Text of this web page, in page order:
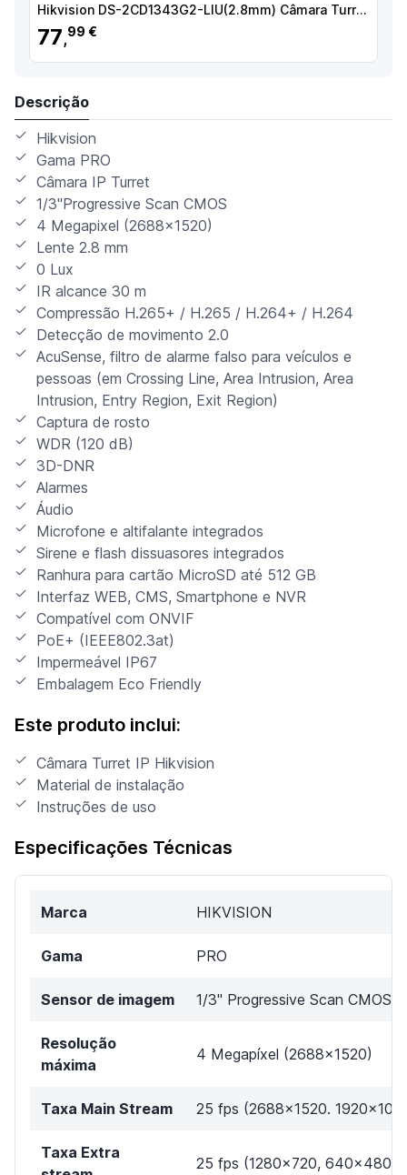
Hikvision DS-2CD1343G2-LIU(2.8mm) Câmara Turret IP, 4 MP, 2.8 mm, 30 m, PoE, IP67, Áudio, WDR (120 dB), Branco - 6931847188986
77,99 €
Descrição
Hikvision
Gama PRO
Câmara IP Turret
1/3"Progressive Scan CMOS
4 Megapixel (2688x1520)
Lente 2.8 mm
0 Lux
IR alcance 30 m
Compressão H.265+ / H.265 / H.264+ / H.264
Detecção de movimento 2.0
AcuSense, filtro de alarme falso para veículos e
pessoas (em Crossing Line, Area Intrusion, Area
Intrusion, Entry Region, Exit Region)
Captura de rosto
WDR (120 dB)
3D-DNR
Alarmes
Áudio
Microfone e altifalante integrados
Sirene e flash dissuasores integrados
Ranhura para cartão MicroSD até 512 GB
Interfaz WEB, CMS, Smartphone e NVR
Compatível com ONVIF
PoE+ (IEEE802.3at)
Impermeável IP67
Embalagem Eco Friendly
Este produto inclui:
Câmara Turret IP Hikvision
Material de instalação
Instruções de uso
Especificações Técnicas
Marca HIKVISION
Gama PRO
Sensor de imagem 1/3" Progressive Scan CMOS
Resolução
máxima
4 Megapíxel (2688x1520)
Taxa Main Stream 25 fps (2688x1520.
Taxa Extra
25 fps (1280x720, 640x480,